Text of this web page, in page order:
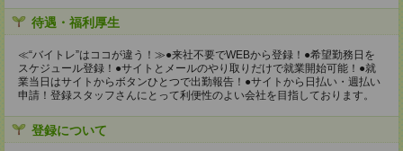
待遇・福利厚生
≪“バイトレ”はココが違う！≫●来社不要でWEBから登録！●希望勤務日を
スケジュール登録！●サイトとメールのやり取りだけで就業開始可能！●就
業当日はサイトからボタンひとつで出勤報告！●サイトから日払い・週払い
申請！登録スタッフさんにとって利便性のよい会社を目指しております。
登録について